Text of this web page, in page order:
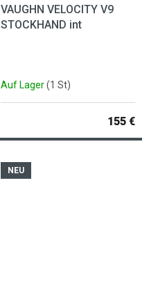
VAUGHN VELOCITY V9
STOCKHAND int
Auf Lager(1 St)
155 €
NEU